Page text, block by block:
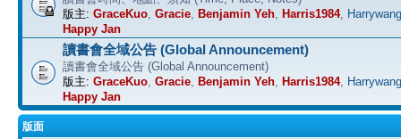
版主: GraceKuo Gracie Benjamin Yeh Harris1984, Harrywang
Happy Jan
讀書會全域公告 (Global Announcement)
讀書會全域公告 (Global Announcement)
版主: GraceKuo Gracie Benjamin Yeh Harris1984, Harrywang
Happy Jan
版面